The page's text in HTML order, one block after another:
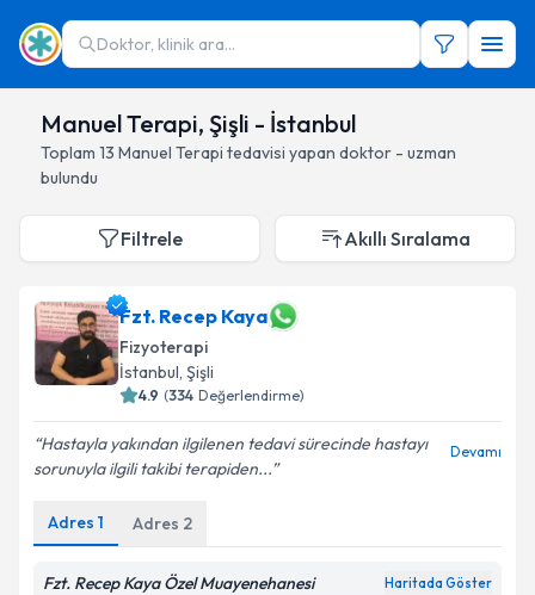
Doktor, klinik ara...
Manuel Terapi, Şişli - İstanbul
Toplam 13 Manuel Terapi tedavisi yapan doktor - uzman
bulundu
Filtrele Akıllı Sıralama
Fzt. Recep Kaya
Fizyoterapi
İstanbul, Şişli
4.9 (334 Değerlendirme)
Hastayla yakından ilgilenen tedavi sürecinde hastayı
sorunuyla ilgili takibi terapiden...
Devamı
Adres 1 Adres 2
Fzt. Recep Kaya Özel Muayenehanesi Haritada Göster